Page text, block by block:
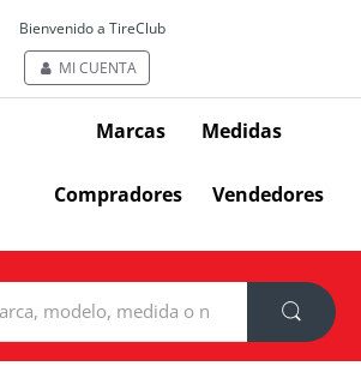
Bienvenido a TireClub
MI CUENTA
Marcas Medidas
Compradores Vendedores